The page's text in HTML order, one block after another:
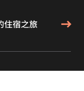
住宿之旅